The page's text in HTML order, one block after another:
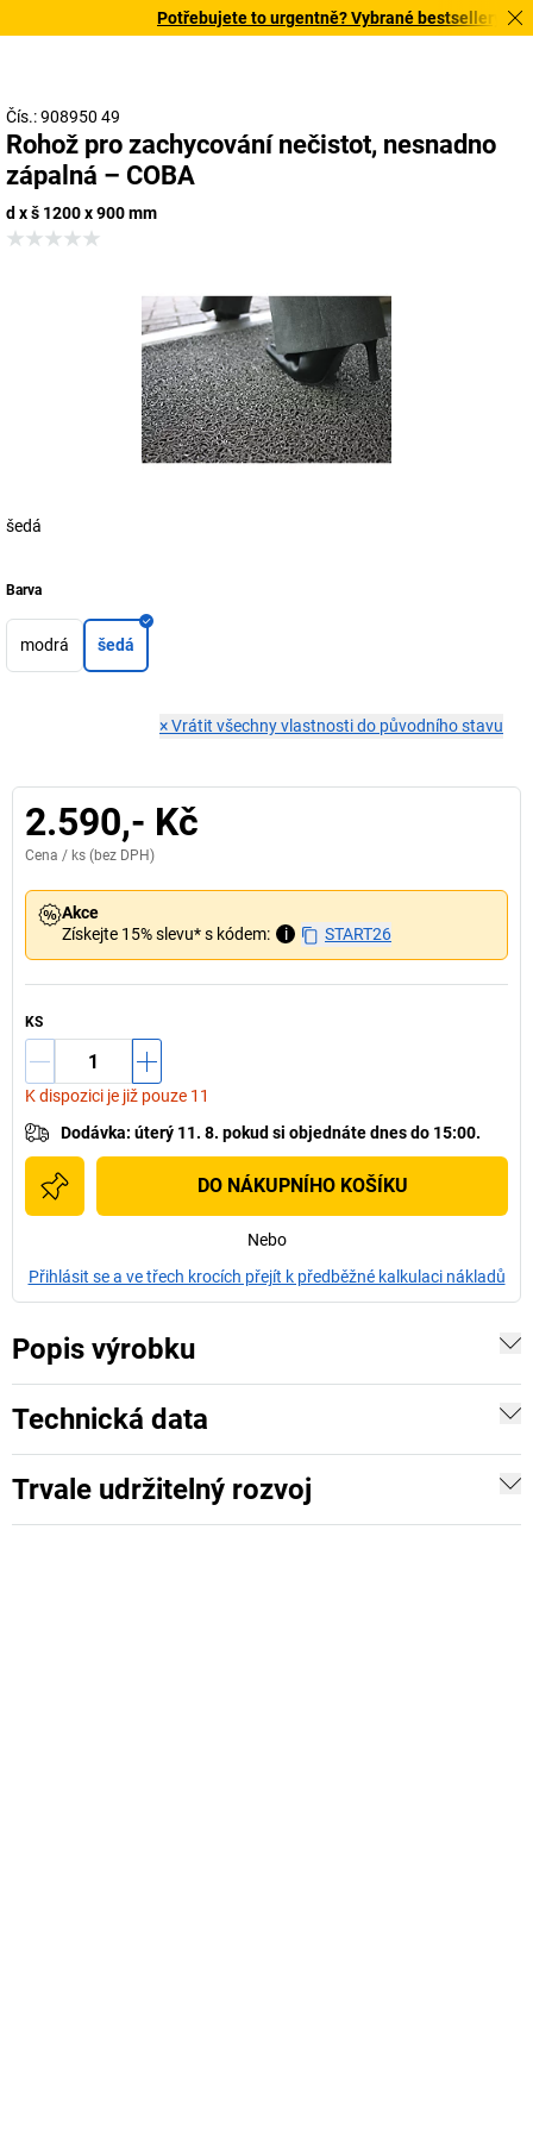
Potřebujete to urgentně? Vybrané bestsellery
Čís.: 908950 49
Rohož pro zachycování nečistot, nesnadno
zápalná – COBA
d x š 1200 x 900 mm
šedá
Barva
modrá šedá
×Vrátit všechny vlastnosti do původního stavu
2.590,- Kč
Cena / ks (bez DPH)
Akce
Získejte 15% slevu* s kódem:
i START26
KS
K dispozici je již pouze 11
Dodávka: úterý 11. 8. pokud si objednáte dnes do 15:00.
DO NÁKUPNÍHO KOŠÍKU
Nebo
Přihlásit se a ve třech krocích přejít k předběžné kalkulaci nákladů
Popis výrobku
Technická data
Trvale udržitelný rozvoj